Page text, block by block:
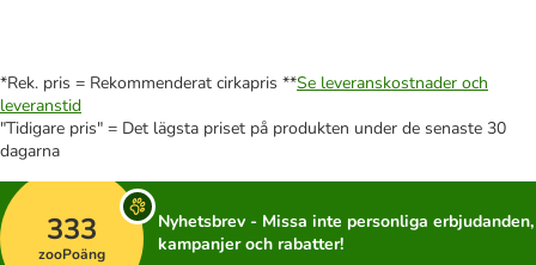
*Rek. pris = Rekommenderat cirkapris **Se leveranskostnader och
leveranstid
"Tidigare pris" = Det lägsta priset på produkten under de senaste 30
dagarna
333
zooPoäng
Nyhetsbrev - Missa inte personliga erbjudanden,
kampanjer och rabatter!